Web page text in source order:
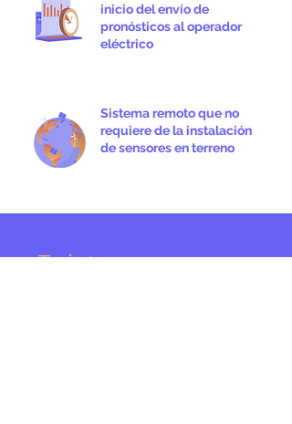
inicio del envío de
pronósticos al operador
eléctrico
Sistema remoto que no
requiere de la instalación
de sensores en terreno
¿Te interesa conocer